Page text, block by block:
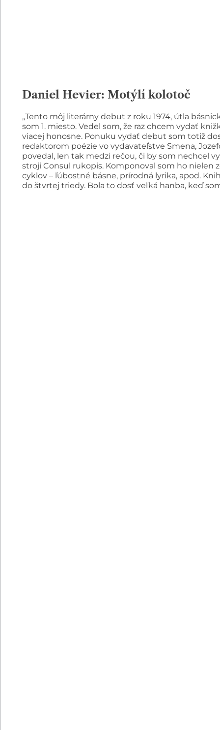
Daniel Hevier: Motýlí kolotoč
„Tento môj literárny debut z roku 1974, útla
som 1. miesto. Vedel som, že raz chcem vydať
viacej honosne. Ponuku vydať debut som totiž
redaktorom poézie vo vydavateľstve Smena,
povedal, len tak medzi rečou, či by som nechcel
stroji Consul rukopis. Komponoval som ho nielen
cyklov – ľúbostné básne, prírodná lyrika, apod.
do štvrtej triedy. Bola to dosť veľká hanba, keď